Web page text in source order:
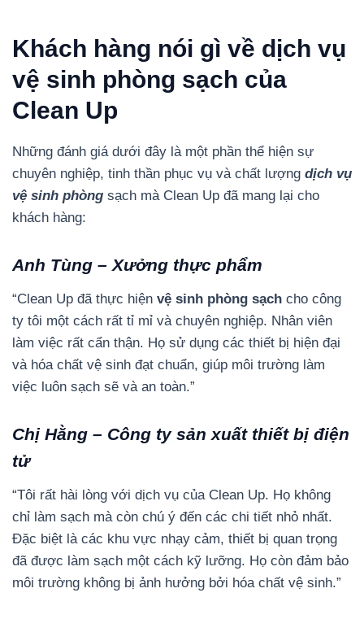
Khách hàng nói gì về dịch vụ
vệ sinh phòng sạch của
Clean Up
Những đánh giá dưới đây là một phần thể hiện sự
chuyên nghiệp, tinh thần phục vụ và chất lượng dịch vụ
vệ sinh phòng sạch mà Clean Up đã mang lại cho
khách hàng:
Anh Tùng – Xưởng thực phẩm
“Clean Up đã thực hiện vệ sinh phòng sạch cho công
ty tôi một cách rất tỉ mỉ và chuyên nghiệp. Nhân viên
làm việc rất cẩn thận. Họ sử dụng các thiết bị hiện đại
và hóa chất vệ sinh đạt chuẩn, giúp môi trường làm
việc luôn sạch sẽ và an toàn.”
Chị Hằng – Công ty sản xuất thiết bị điện
tử
“Tôi rất hài lòng với dịch vụ của Clean Up. Họ không
chỉ làm sạch mà còn chú ý đến các chi tiết nhỏ nhất.
Đặc biệt là các khu vực nhạy cảm, thiết bị quan trọng
đã được làm sạch một cách kỹ lưỡng. Họ còn đảm bảo
môi trường không bị ảnh hưởng bởi hóa chất vệ sinh.”